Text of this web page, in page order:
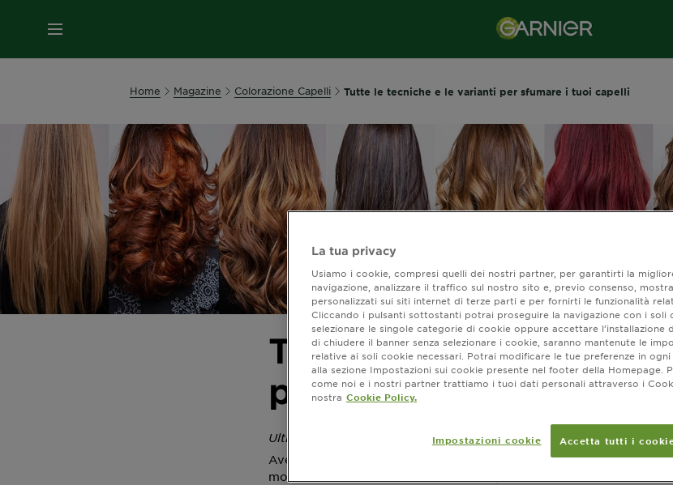
MENU
Home Magazine Colorazione Capelli Tutte le tecniche e le varianti per sfumare i tuoi capelli
Tutte le tecniche e le
per sfumare i tuoi
Ultimo aggiornamento ottobre 09, 2023
Avere i
è il vostro sogno? No, non è
modi per ottenere
La tua privacy
Usiamo i cookie, compresi quelli dei nostri partner, per garantirti la
navigazione, analizzare il traffico sul nostro sito e, previo consenso,
personalizzati sui siti internet di terze parti e per fornirti le funzionalità
Cliccando i pulsanti sottostanti potrai proseguire la navigazione con i soli
selezionare le singole categorie di cookie oppure accettare l’installazione
di chiudere il banner senza selezionare i cookie, saranno mantenute le
relative ai soli cookie necessari. Potrai modificare le tue preferenze in
alla sezione Impostazioni sui cookie presente nel footer della Homepage.
come noi e i nostri partner trattiamo i tuoi dati personali attraverso i
nostra Cookie Policy.
Impostazioni cookie Accetta tutti i